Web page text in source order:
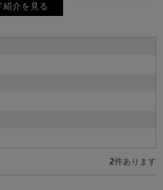
紹介を見る
2件あります